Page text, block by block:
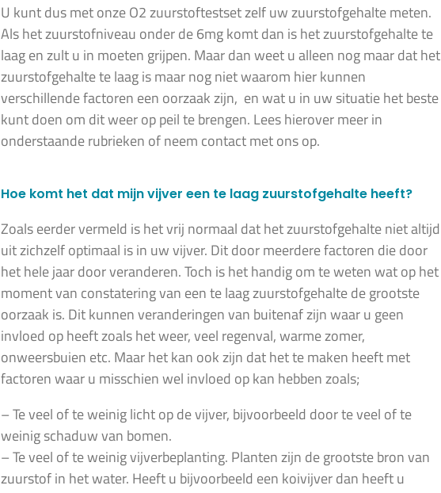
U kunt dus met onze O2 zuurstoftestset zelf uw zuurstofgehalte meten.
Als het zuurstofniveau onder de 6mg komt dan is het zuurstofgehalte te
laag en zult u in moeten grijpen. Maar dan weet u alleen nog maar dat het
zuurstofgehalte te laag is maar nog niet waarom hier kunnen
verschillende factoren een oorzaak zijn, en wat u in uw situatie het beste
kunt doen om dit weer op peil te brengen. Lees hierover meer in
onderstaande rubrieken of neem contact met ons op.
Hoe komt het dat mijn vijver een te laag zuurstofgehalte heeft?
Zoals eerder vermeld is het vrij normaal dat het zuurstofgehalte niet altijd
uit zichzelf optimaal is in uw vijver. Dit door meerdere factoren die door
het hele jaar door veranderen. Toch is het handig om te weten wat op het
moment van constatering van een te laag zuurstofgehalte de grootste
oorzaak is. Dit kunnen veranderingen van buitenaf zijn waar u geen
invloed op heeft zoals het weer, veel regenval, warme zomer,
onweersbuien etc. Maar het kan ook zijn dat het te maken heeft met
factoren waar u misschien wel invloed op kan hebben zoals;
– Te veel of te weinig licht op de vijver, bijvoorbeeld door te veel of te
weinig schaduw van bomen.
– Te veel of te weinig vijverbeplanting. Planten zijn de grootste bron van
zuurstof in het water. Heeft u bijvoorbeeld een koivijver dan heeft u